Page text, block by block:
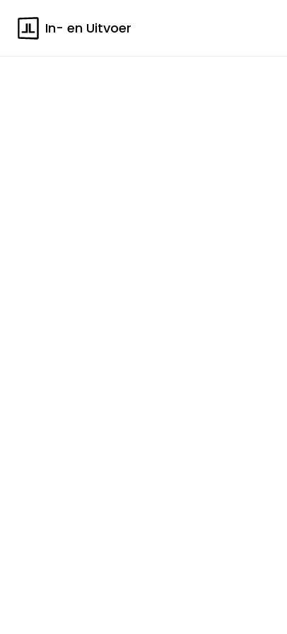
In- en Uitvoer